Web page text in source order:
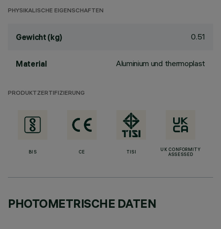
PHYSIKALISCHE EIGENSCHAFTEN
Gewicht (kg) 0.51
Material Aluminium und thermoplast
PRODUKTZERTIFIZIERUNG
BIS CE TISI
UK CONFORMITY
ASSESSED
PHOTOMETRISCHE DATEN